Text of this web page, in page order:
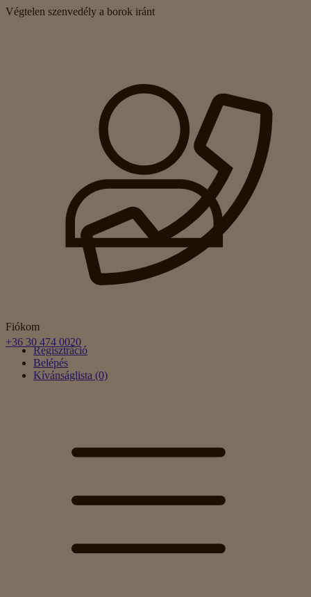
Végtelen szenvedély a borok iránt
Fiókom
Regisztráció
Belépés
Kívánságlista (0)
+36 30 474 0020